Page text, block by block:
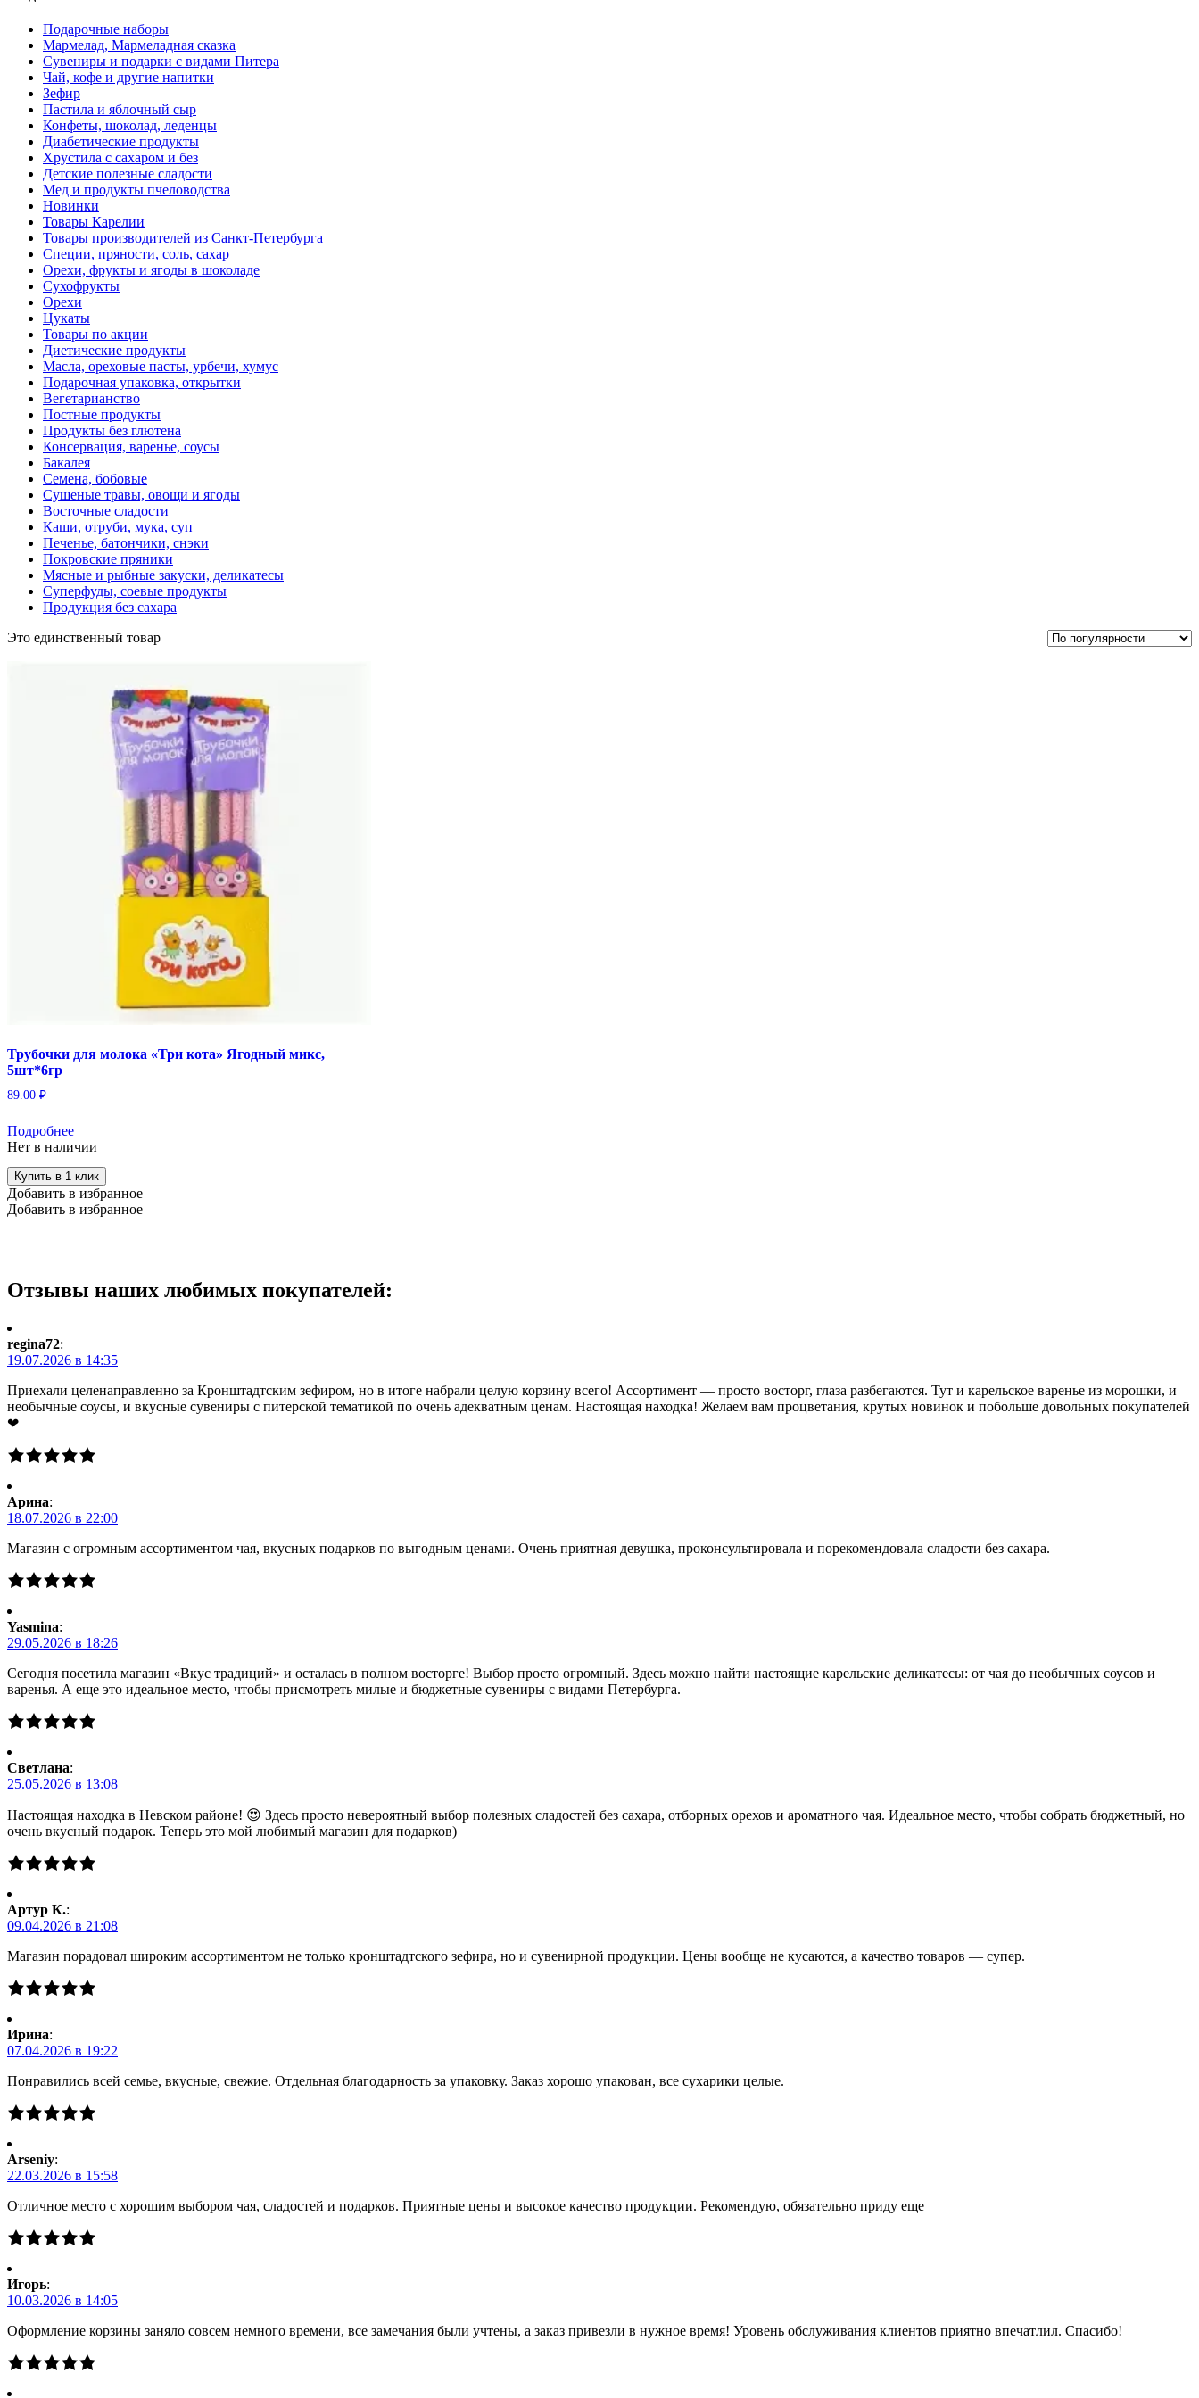
Подарочные наборы
Мармелад, Мармеладная сказка
Сувениры и подарки с видами Питера
Чай, кофе и другие напитки
Зефир
Пастила и яблочный сыр
Конфеты, шоколад, леденцы
Диабетические продукты
Хрустила с сахаром и без
Детские полезные сладости
Мед и продукты пчеловодства
Новинки
Товары Карелии
Товары производителей из Санкт-Петербурга
Специи, пряности, соль, сахар
Орехи, фрукты и ягоды в шоколаде
Сухофрукты
Орехи
Цукаты
Товары по акции
Диетические продукты
Масла, ореховые пасты, урбечи, хумус
Подарочная упаковка, открытки
Вегетарианство
Постные продукты
Продукты без глютена
Консервация, варенье, соусы
Бакалея
Семена, бобовые
Сушеные травы, овощи и ягоды
Восточные сладости
Каши, отруби, мука, суп
Печенье, батончики, снэки
Покровские пряники
Мясные и рыбные закуски, деликатесы
Суперфуды, соевые продукты
Продукция без сахара
Это единственный товар
Трубочки для молока «Три кота» Ягодный микс,
5шт*6гр
89.00 ₽
Подробнее
Нет в наличии
Купить в 1 клик
Добавить в избранное
Добавить в избранное
Отзывы наших любимых покупателей:
regina72:
19.07.2026 в 14:35
Приехали целенаправленно за Кронштадтским зефиром, но в итоге набрали целую корзину всего! Ассортимент — просто восторг, глаза разбегаются. Тут и карельское варенье из морошки, и
необычные соусы, и вкусные сувениры с питерской тематикой по очень адекватным ценам. Настоящая находка! Желаем вам процветания, крутых новинок и побольше довольных покупателей
❤
Арина:
18.07.2026 в 22:00
Магазин с огромным ассортиментом чая, вкусных подарков по выгодным ценами. Очень приятная девушка, проконсультировала и порекомендовала сладости без сахара.
Yasmina:
29.05.2026 в 18:26
Сегодня посетила магазин «Вкус традиций» и осталась в полном восторге! Выбор просто огромный. Здесь можно найти настоящие карельские деликатесы: от чая до необычных соусов и
варенья. А еще это идеальное место, чтобы присмотреть милые и бюджетные сувениры с видами Петербурга.
Светлана:
25.05.2026 в 13:08
Настоящая находка в Невском районе! 😍 Здесь просто невероятный выбор полезных сладостей без сахара, отборных орехов и ароматного чая. Идеальное место, чтобы собрать бюджетный, но
очень вкусный подарок. Теперь это мой любимый магазин для подарков)
Артур К.:
09.04.2026 в 21:08
Магазин порадовал широким ассортиментом не только кронштадтского зефира, но и сувенирной продукции. Цены вообще не кусаются, а качество товаров — супер.
Ирина:
07.04.2026 в 19:22
Понравились всей семье, вкусные, свежие. Отдельная благодарность за упаковку. Заказ хорошо упакован, все сухарики целые.
Arseniy:
22.03.2026 в 15:58
Отличное место с хорошим выбором чая, сладостей и подарков. Приятные цены и высокое качество продукции. Рекомендую, обязательно приду еще
Игорь:
10.03.2026 в 14:05
Оформление корзины заняло совсем немного времени, все замечания были учтены, а заказ привезли в нужное время! Уровень обслуживания клиентов приятно впечатлил. Спасибо!